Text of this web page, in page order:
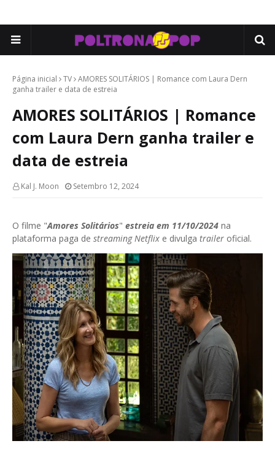
Página inicial TV AMORES SOLITÁRIOS | Romance com Laura Dern
ganha trailer e data de estreia
AMORES SOLITÁRIOS | Romance
com Laura Dern ganha trailer e
data de estreia
Kal J. Moon Setembro 12, 2024
O filme "Amores Solitários" estreia em 11/10/2024 na
plataforma paga de streaming Netflix e divulga trailer oficial.